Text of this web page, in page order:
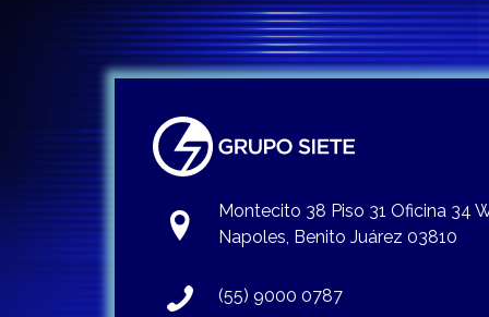
Montecito 38 Piso 31 Oficina 34
Napoles, Benito Juárez 03810
(55) 9000 0787